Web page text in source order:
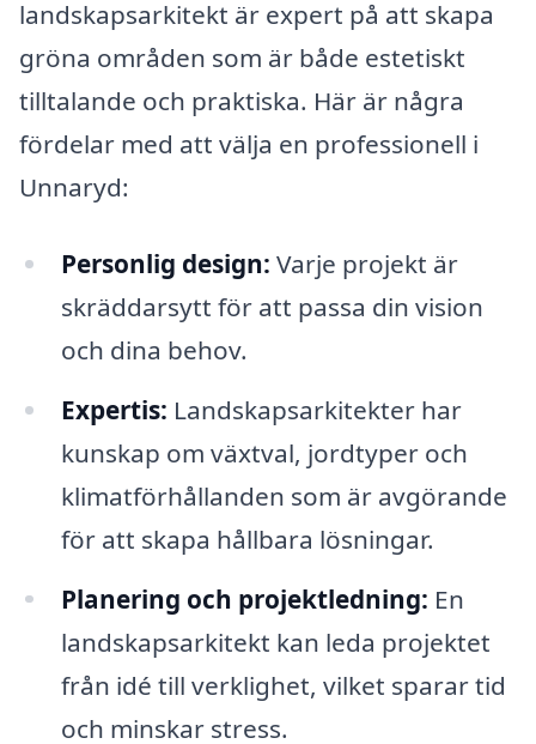
landskapsarkitekt är expert på att skapa
gröna områden som är både estetiskt
tilltalande och praktiska. Här är några
fördelar med att välja en professionell i
Unnaryd:
Personlig design: Varje projekt är
skräddarsytt för att passa din vision
och dina behov.
Expertis: Landskapsarkitekter har
kunskap om växtval, jordtyper och
klimatförhållanden som är avgörande
för att skapa hållbara lösningar.
Planering och projektledning: En
landskapsarkitekt kan leda projektet
från idé till verklighet, vilket sparar tid
och minskar stress.